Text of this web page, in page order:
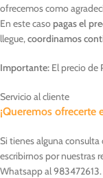
ofrecemos como
En este casopagas el
llegue,coordinamos
Importante: El precio de
Servicio al cliente
¡Queremos ofrecerte
Si tienes alguna
escribirnos por nuestras
Whatsapp al 983472613.